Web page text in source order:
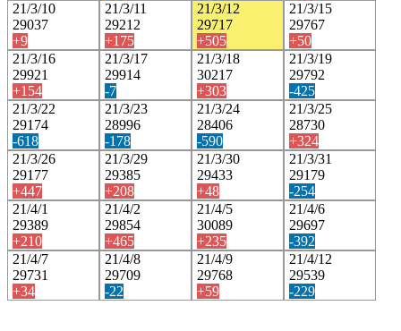
21/3/10
29037
+9
21/3/11
29212
+175
21/3/12
29717
+505
21/3/15
29767
+50
21/3/16
29921
+154
21/3/17
29914
-7
21/3/18
30217
+303
21/3/19
29792
-425
21/3/22
29174
-618
21/3/23
28996
-178
21/3/24
28406
-590
21/3/25
28730
+324
21/3/26
29177
+447
21/3/29
29385
+208
21/3/30
29433
+48
21/3/31
29179
-254
21/4/1
29389
+210
21/4/2
29854
+465
21/4/5
30089
+235
21/4/6
29697
-392
21/4/7
29731
+34
21/4/8
29709
-22
21/4/9
29768
+59
21/4/12
29539
-229